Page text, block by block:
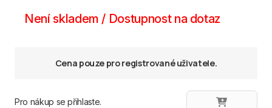
Není skladem / Dostupnost na dotaz
Cena pouze pro registrované uživatele.
Pro nákup se přihlaste.